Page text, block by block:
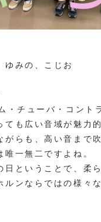
ゆみの、こじお
・チューバ・コント
ても広い音域が魅力的
がらも、高い音まで
唯一無二ですよね。
日ということで、柔
ルンならではの様々